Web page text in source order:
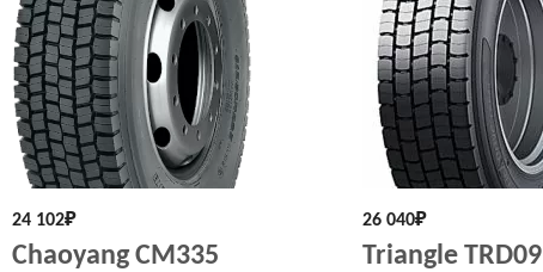
24 102₽
Chaoyang CM335
26 040₽
Triangle TRD09